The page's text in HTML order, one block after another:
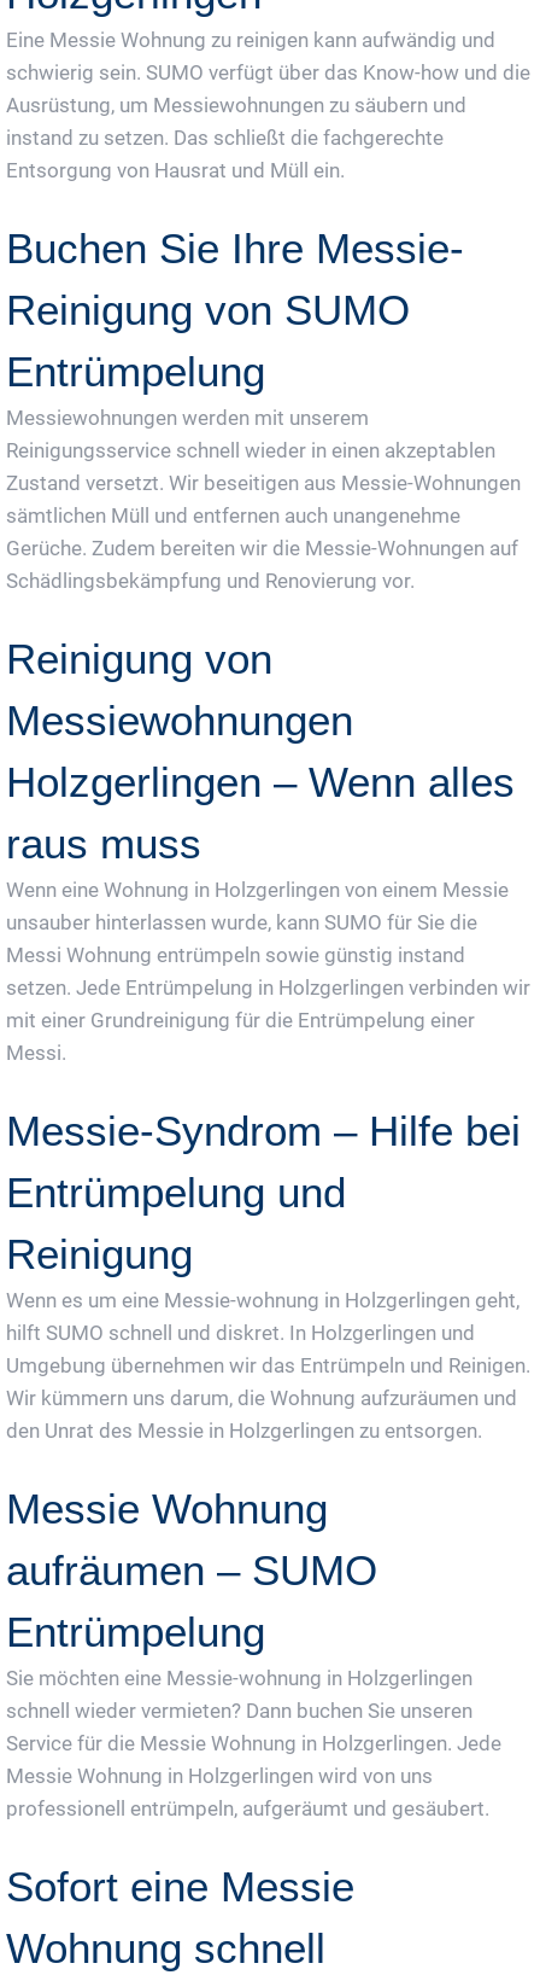
Eine Messie Wohnung zu reinigen kann aufwändig und
schwierig sein. SUMO verfügt über das Know-how und die
Ausrüstung, um Messiewohnungen zu säubern und
instand zu setzen. Das schließt die fachgerechte
Entsorgung von Hausrat und Müll ein.
Buchen Sie Ihre Messie-
Reinigung von SUMO
Entrümpelung
Messiewohnungen werden mit unserem
Reinigungsservice schnell wieder in einen akzeptablen
Zustand versetzt. Wir beseitigen aus Messie-Wohnungen
sämtlichen Müll und entfernen auch unangenehme
Gerüche. Zudem bereiten wir die Messie-Wohnungen auf
Schädlingsbekämpfung und Renovierung vor.
Reinigung von
Messiewohnungen
Holzgerlingen – Wenn alles
raus muss
Wenn eine Wohnung in Holzgerlingen von einem Messie
unsauber hinterlassen wurde, kann SUMO für Sie die
Messi Wohnung entrümpeln sowie günstig instand
setzen. Jede Entrümpelung in Holzgerlingen verbinden wir
mit einer Grundreinigung für die Entrümpelung einer
Messi.
Messie-Syndrom – Hilfe bei
Entrümpelung und
Reinigung
Wenn es um eine Messie-wohnung in Holzgerlingen geht,
hilft SUMO schnell und diskret. In Holzgerlingen und
Umgebung übernehmen wir das Entrümpeln und Reinigen.
Wir kümmern uns darum, die Wohnung aufzuräumen und
den Unrat des Messie in Holzgerlingen zu entsorgen.
Messie Wohnung
aufräumen – SUMO
Entrümpelung
Sie möchten eine Messie-wohnung in Holzgerlingen
schnell wieder vermieten? Dann buchen Sie unseren
Service für die Messie Wohnung in Holzgerlingen. Jede
Messie Wohnung in Holzgerlingen wird von uns
professionell entrümpeln, aufgeräumt und gesäubert.
Sofort eine Messie
Wohnung schnell